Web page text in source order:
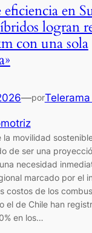
en
logran
con una sola
—por
la movilidad
de ser una
necesidad
marcado por el
costos de los
el de Chile han
en los…